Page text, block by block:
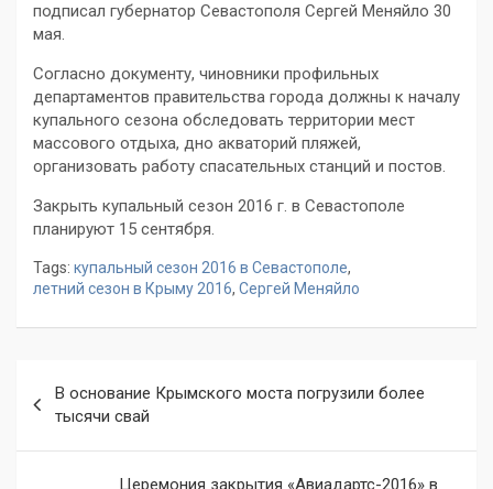
подписал губернатор Севастополя Сергей Меняйло 30
мая.
Согласно документу, чиновники профильных
департаментов правительства города должны к началу
купального сезона обследовать территории мест
массового отдыха, дно акваторий пляжей,
организовать работу спасательных станций и постов.
Закрыть купальный сезон 2016 г. в Севастополе
планируют 15 сентября.
Tags: купальный сезон 2016 в Севастополе,
летний сезон в Крыму 2016, Сергей Меняйло
по
записям
В основание Крымского моста погрузили более
тысячи свай
Церемония закрытия «Авиадартс-2016» в